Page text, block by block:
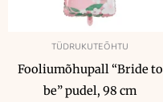
TÜDRUKUTEÕHTU
Fooliumõhupall “Bride to
be” pudel, 98 cm